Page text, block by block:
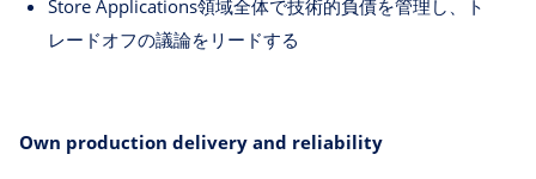
Store Applications領域全体で技術的負債を管理し、ト
レードオフの議論をリードする
Own production delivery and reliability